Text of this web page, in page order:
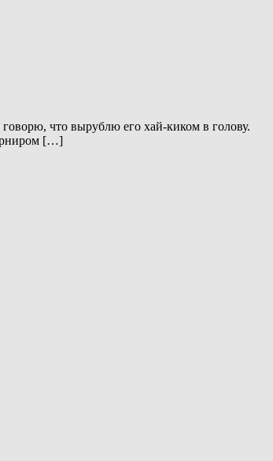
что вырублю его хай-киком в голову.
[…]